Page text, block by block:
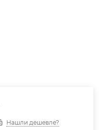
Нашли дешевле?